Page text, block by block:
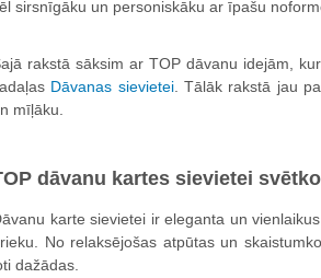
sirsnīgāku un personiskāku ar īpašu
rakstā sāksim ar TOP dāvanu idejām,
Dāvanas sievietei. Tālāk rakstā jau
mīļāku.
dāvanu kartes sievietei
karte sievietei ir eleganta un
No relaksējošas atpūtas un
dažādas.